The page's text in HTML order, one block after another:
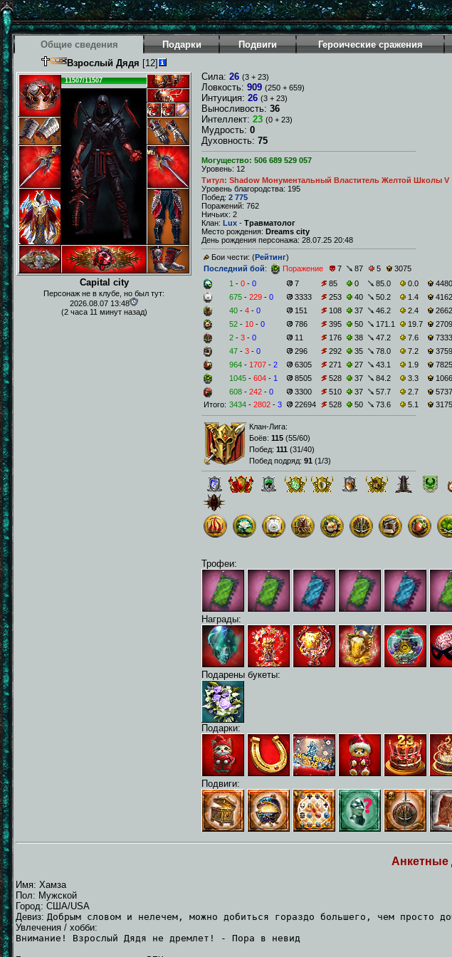
Общие сведения Подарки Подвиги
Героические сражения
Взрослый Дядя [12]
11507/11507
Capital city
Персонаж не в клубе, но был тут:
2026.08.07 13:48
(2 часа 11 минут назад)
Сила: 26 (3 + 23)
Ловкость: 909 (250 + 659)
Интуиция: 26 (3 + 23)
Выносливость: 36
Интеллект: 23 (0 + 23)
Мудрость: 0
Духовность: 75
Могущество: 506 689 529 057
Уровень: 12
Титул: Shadow Монументальный Властитель Желтой Школы V
Уровень благородства: 195
Побед: 2 775
Поражений: 762
Ничьих: 2
Клан: Lux - Травматолог
Место рождения: Dreams city
День рождения персонажа: 28.07.25 20:48
Бои чести: (Рейтинг)
Последний бой: Поражение 7 87 5
3075
1 - 0 - 0 7 85 0 85.0 0.0
4480
675 - 229 - 0 3333 253 40 50.2 1.4
40 - 4 - 0 151 108 37 46.2 2.4
52 - 10 - 0 786 395 50 171.1 19.7
2 - 3 - 0 11 176 38 47.2 7.6
7333
47 - 3 - 0 296 292 35 78.0 7.2
964 - 1707 - 2 6305 271 27 43.1 1.9
1045 - 604 - 1 8505 528 37 84.2 3.3
608 - 242 - 0 3300 510 37 57.7 2.7
Итого: 3434 - 2802 - 3 22694 528 50 73.6 5.1
Клан-Лига:
Боёв: 115 (55/60)
Побед: 111 (31/40)
Побед подряд: 91 (1/3)
Трофеи:
Награды:
Подарены букеты:
Подарки:
Подвиги:
Анкетные
Имя: Хамза
Пол: Мужской
Город: США/USA
Девиз: Добрым словом и нелечем, можно добиться гораздо большего, чем просто
Увлечения / хобби:
Внимание! Взрослый Дядя не дремлет! - Пора в невид